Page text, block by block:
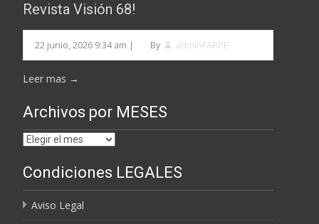
Revista Visión 68!
22 junio, 2026 9:34 am | By adminFARPE
Leer mas →
Archivos por MESES
Archivos
MESES
Condiciones LEGALES
Aviso Legal